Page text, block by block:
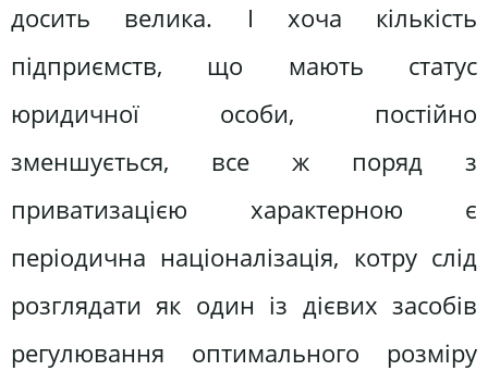
досить велика. І хоча кількість
підприємств, що мають статус
юридичної особи, постійно
зменшується, все ж поряд з
приватизацією характерною є
періодична націоналізація, котру слід
розглядати як один із дієвих засобів
регулювання оптимального розміру